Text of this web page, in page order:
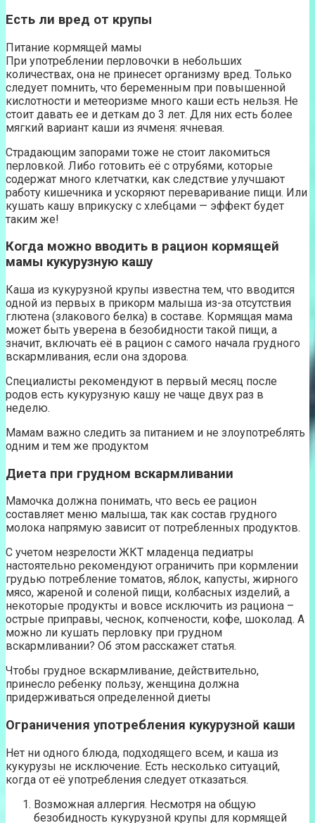
Есть ли вред от крупы
Питание кормящей мамы
При употреблении перловочки в небольших
количествах, она не принесет организму вред. Только
следует помнить, что беременным при повышенной
кислотности и метеоризме много каши есть нельзя. Не
стоит давать ее и деткам до 3 лет. Для них есть более
мягкий вариант каши из ячменя: ячневая.
Страдающим запорами тоже не стоит лакомиться
перловкой. Либо готовить её с отрубями, которые
содержат много клетчатки, как следствие улучшают
работу кишечника и ускоряют переваривание пищи. Или
кушать кашу вприкуску с хлебцами — эффект будет
таким же!
Когда можно вводить в рацион кормящей
мамы кукурузную кашу
Каша из кукурузной крупы известна тем, что вводится
одной из первых в прикорм малыша из-за отсутствия
глютена (злакового белка) в составе. Кормящая мама
может быть уверена в безобидности такой пищи, а
значит, включать её в рацион с самого начала грудного
вскармливания, если она здорова.
Специалисты рекомендуют в первый месяц после
родов есть кукурузную кашу не чаще двух раз в
неделю.
Мамам важно следить за питанием и не злоупотреблять
одним и тем же продуктом
Диета при грудном вскармливании
Мамочка должна понимать, что весь ее рацион
составляет меню малыша, так как состав грудного
молока напрямую зависит от потребленных продуктов.
С учетом незрелости ЖКТ младенца педиатры
настоятельно рекомендуют ограничить при кормлении
грудью потребление томатов, яблок, капусты, жирного
мясо, жареной и соленой пищи, колбасных изделий, а
некоторые продукты и вовсе исключить из рациона –
острые приправы, чеснок, копчености, кофе, шоколад. А
можно ли кушать перловку при грудном
вскармливании? Об этом расскажет статья.
Чтобы грудное вскармливание, действительно,
принесло ребенку пользу, женщина должна
придерживаться определенной диеты
Ограничения употребления кукурузной каши
Нет ни одного блюда, подходящего всем, и каша из
кукурузы не исключение. Есть несколько ситуаций,
когда от её употребления следует отказаться.
Возможная аллергия. Несмотря на общую
безобидность кукурузной крупы для кормящей